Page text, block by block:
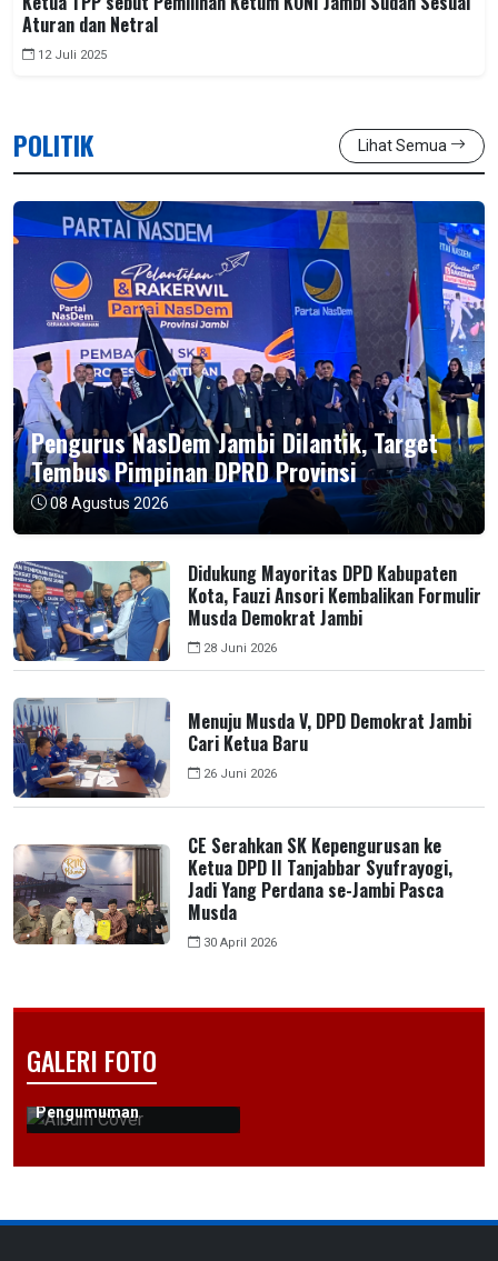
Aturan dan Netral
12 Juli 2025
POLITIK Lihat Semua
Pengurus NasDem Jambi Dilantik, Target
Tembus Pimpinan DPRD Provinsi
08 Agustus 2026
Didukung Mayoritas DPD Kabupaten
Kota, Fauzi Ansori Kembalikan Formulir
Musda Demokrat Jambi
28 Juni 2026
Menuju Musda V, DPD Demokrat Jambi
Cari Ketua Baru
26 Juni 2026
CE Serahkan SK Kepengurusan ke
Ketua DPD II Tanjabbar Syufrayogi,
Jadi Yang Perdana se-Jambi Pasca
Musda
30 April 2026
GALERI FOTO
Pengumuman